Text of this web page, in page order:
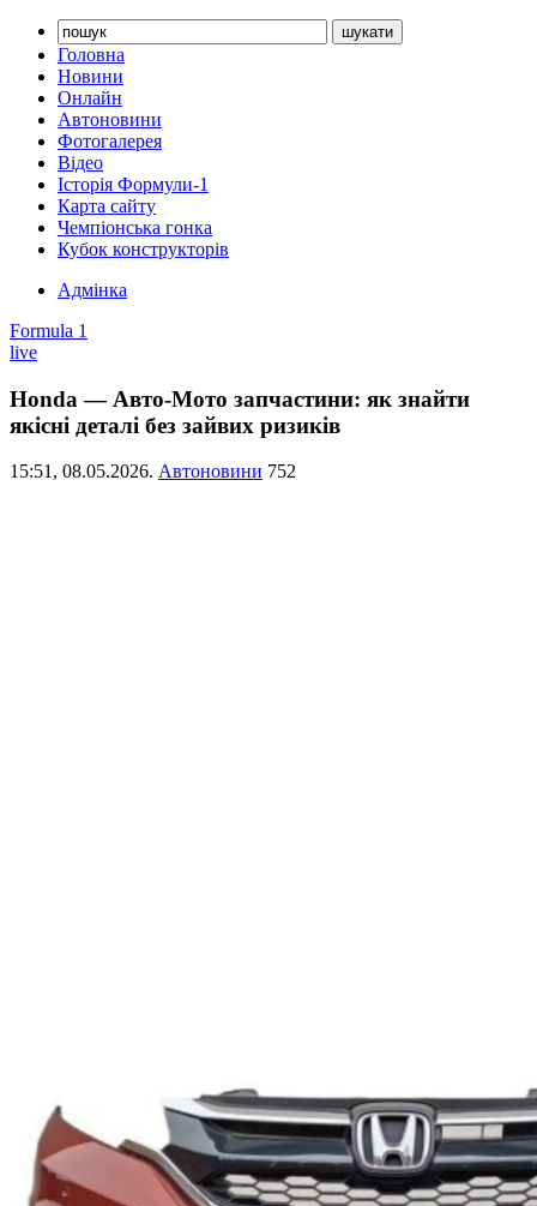
Головна
Новини
Онлайн
Автоновини
Фотогалерея
Відео
Історія Формули-1
Карта сайту
Чемпіонська гонка
Кубок конструкторів
Адмінка
Formula 1
live
Honda — Авто-Мото запчастини: як знайти
якісні деталі без зайвих ризиків
15:51, 08.05.2026. Автоновини 752